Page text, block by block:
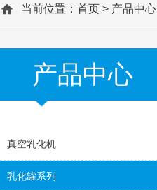
当前位置： 首页 > 产品中心
产品中心
真空乳化机
乳化罐系列